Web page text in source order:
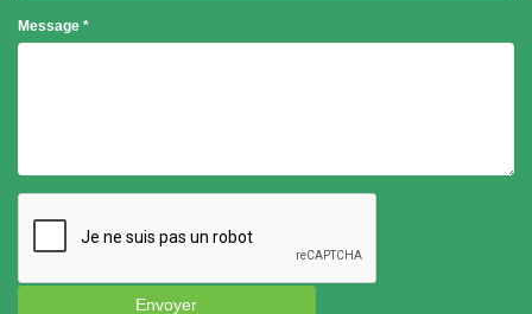
Objet
*
Message *
Envoyer